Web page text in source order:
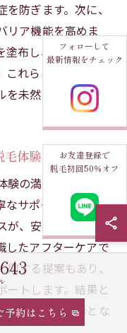
防ぎます。次に、
リア機能を高めま
塗布し、紫外線ダメ
れらを徹底するこ
未然に防ぐことが
毛体験
の満足度を大きく
なサポートや、個々
が、安心感と効果実
したアフターケアで
する提案もあり、
ートします。結果と
めの大きな一歩とな
フォローして
最新情報をチェック
お友達登録で
脱毛初回50％オフ
予約はこちら